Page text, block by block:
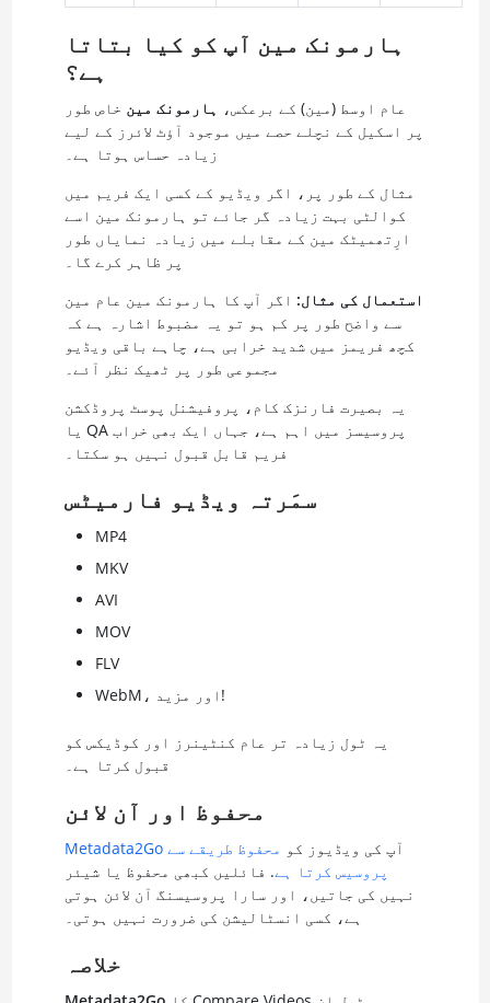
ہارمونک مین آپ کو کیا بتاتا
ہے؟
عام اوسط (مین) کے برعکس، ہارمونک مین خاص طور
پر اسکیل کے نچلے حصے میں موجود آؤٹ لائرز کے لیے
زیادہ حساس ہوتا ہے۔
مثال کے طور پر، اگر ویڈیو کے کسی ایک فریم میں
کوالٹی بہت زیادہ گر جائے تو ہارمونک مین اسے
ارِتھمیٹک مین کے مقابلے میں زیادہ نمایاں طور
پر ظاہر کرے گا۔
استعمال کی مثال: اگر آپ کا ہارمونک مین عام مین
سے واضح طور پر کم ہو تو یہ مضبوط اشارہ ہے کہ
کچھ فریمز میں شدید خرابی ہے، چاہے باقی ویڈیو
مجموعی طور پر ٹھیک نظر آئے۔
یہ بصیرت فارنزک کام، پروفیشنل پوسٹ پروڈکشن
یا QA پروسیسز میں اہم ہے، جہاں ایک بھی خراب
فریم قابل قبول نہیں ہو سکتا۔
سمَرتہ ویڈیو فارمیٹس
MP4
MKV
AVI
MOV
FLV
WebM، اور مزید!
یہ ٹول زیادہ تر عام کنٹینرز اور کوڈیکس کو
قبول کرتا ہے۔
محفوظ اور آن لائن
Metadata2Go آپ کی ویڈیوز کو محفوظ طریقے سے
پروسیس کرتا ہے. فائلیں کبھی محفوظ یا شیئر
نہیں کی جاتیں، اور سارا پروسیسنگ آن لائن ہوتی
ہے، کسی انسٹالیشن کی ضرورت نہیں ہوتی۔
خلاصہ